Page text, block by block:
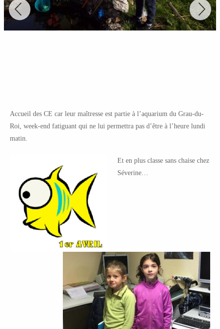
Accueil des CE car leur maîtresse est partie à l’aquarium du Grau-du-
Roi, week-end fatiguant qui ne lui permettra pas d’être à l’heure lundi
matin.
Et en plus classe sans chaise chez
Séverine…